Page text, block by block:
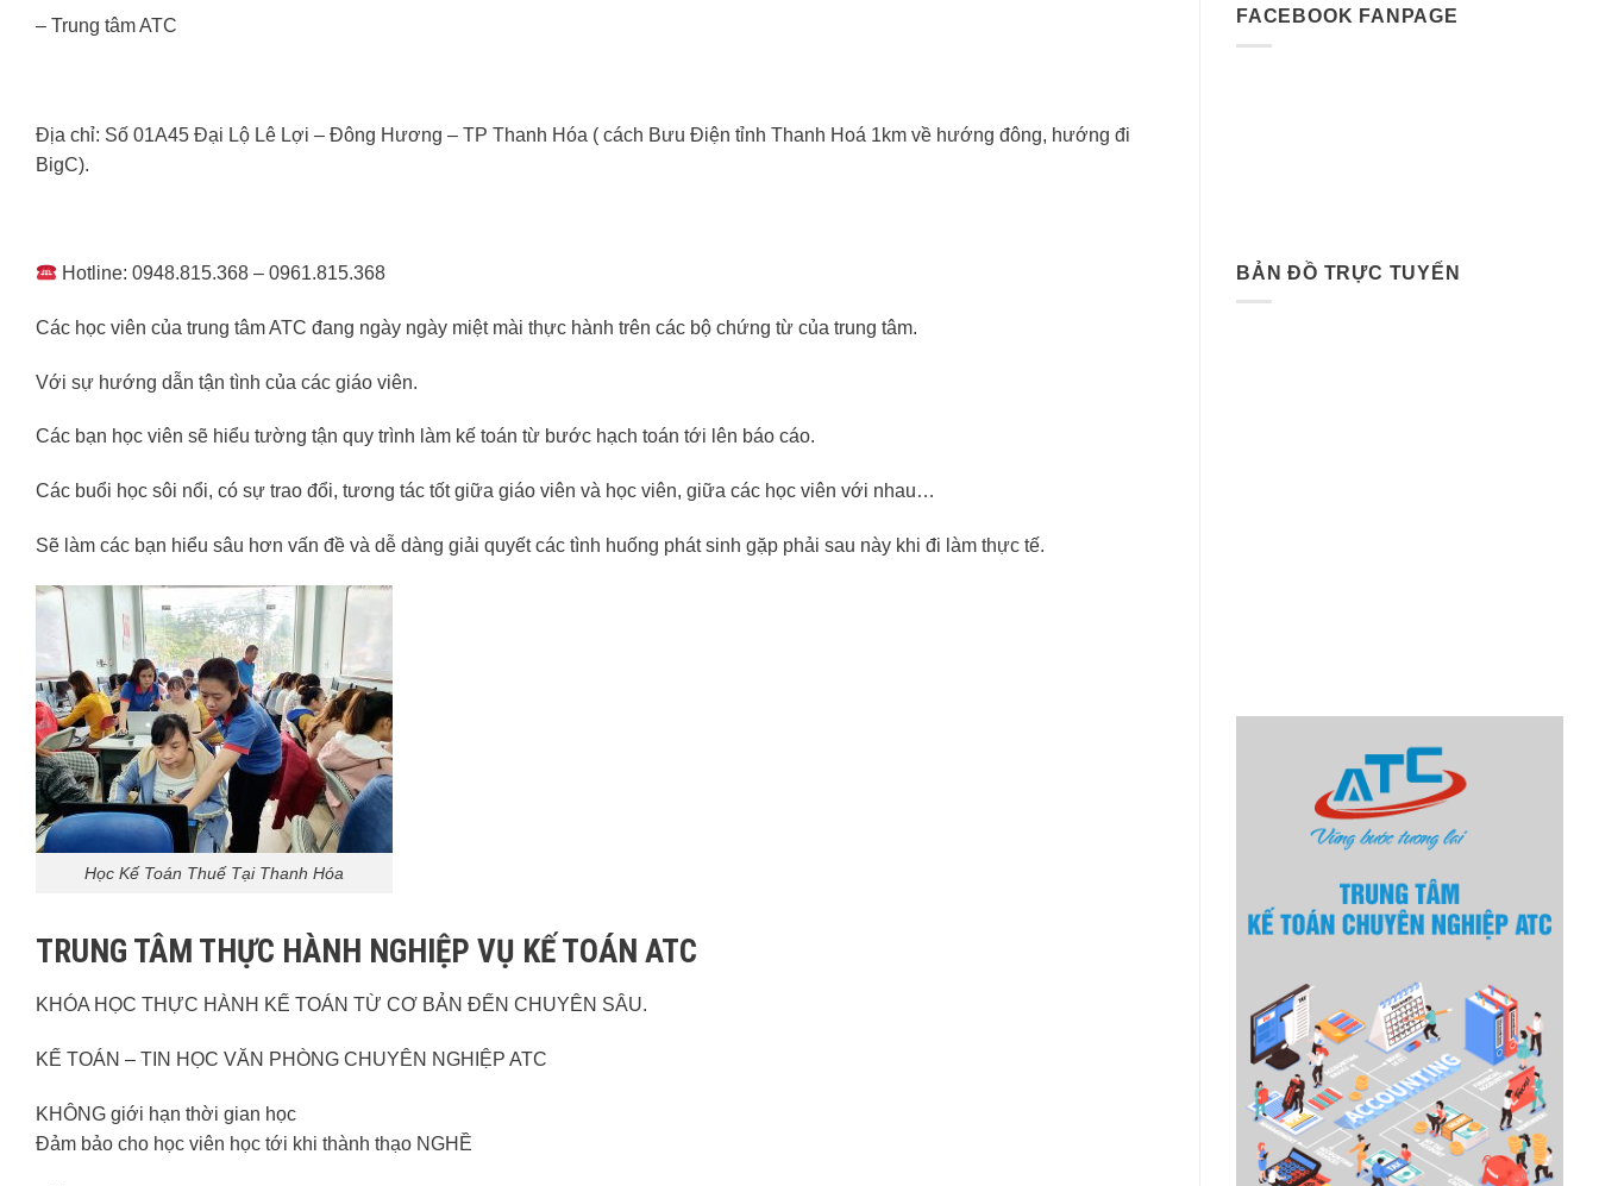
– Trung tâm ATC
Địa chỉ: Số 01A45 Đại Lộ Lê Lợi – Đông Hương – TP Thanh Hóa ( cách Bưu Điện tỉnh Thanh Hoá 1km về hướng đông, hướng đi
BigC).
Hotline: 0948.815.368 – 0961.815.368
Các học viên của trung tâm ATC đang ngày ngày miệt mài thực hành trên các bộ chứng từ của trung tâm.
Với sự hướng dẫn tận tình của các giáo viên.
Các bạn học viên sẽ hiểu tường tận quy trình làm kế toán từ bước hạch toán tới lên báo cáo.
Các buổi học sôi nổi, có sự trao đổi, tương tác tốt giữa giáo viên và học viên, giữa các học viên với nhau…
Sẽ làm các bạn hiểu sâu hơn vấn đề và dễ dàng giải quyết các tình huống phát sinh gặp phải sau này khi đi làm thực tế.
Học Kế Toán Thuế Tại Thanh Hóa
TRUNG TÂM THỰC HÀNH NGHIỆP VỤ KẾ TOÁN ATC
KHÓA HỌC THỰC HÀNH KẾ TOÁN TỪ CƠ BẢN ĐẾN CHUYÊN SÂU.
KẾ TOÁN – TIN HỌC VĂN PHÒNG CHUYÊN NGHIỆP ATC
KHÔNG giới hạn thời gian học
Đảm bảo cho học viên học tới khi thành thạo NGHỀ
FACEBOOK FANPAGE
BẢN ĐỒ TRỰC TUYẾN